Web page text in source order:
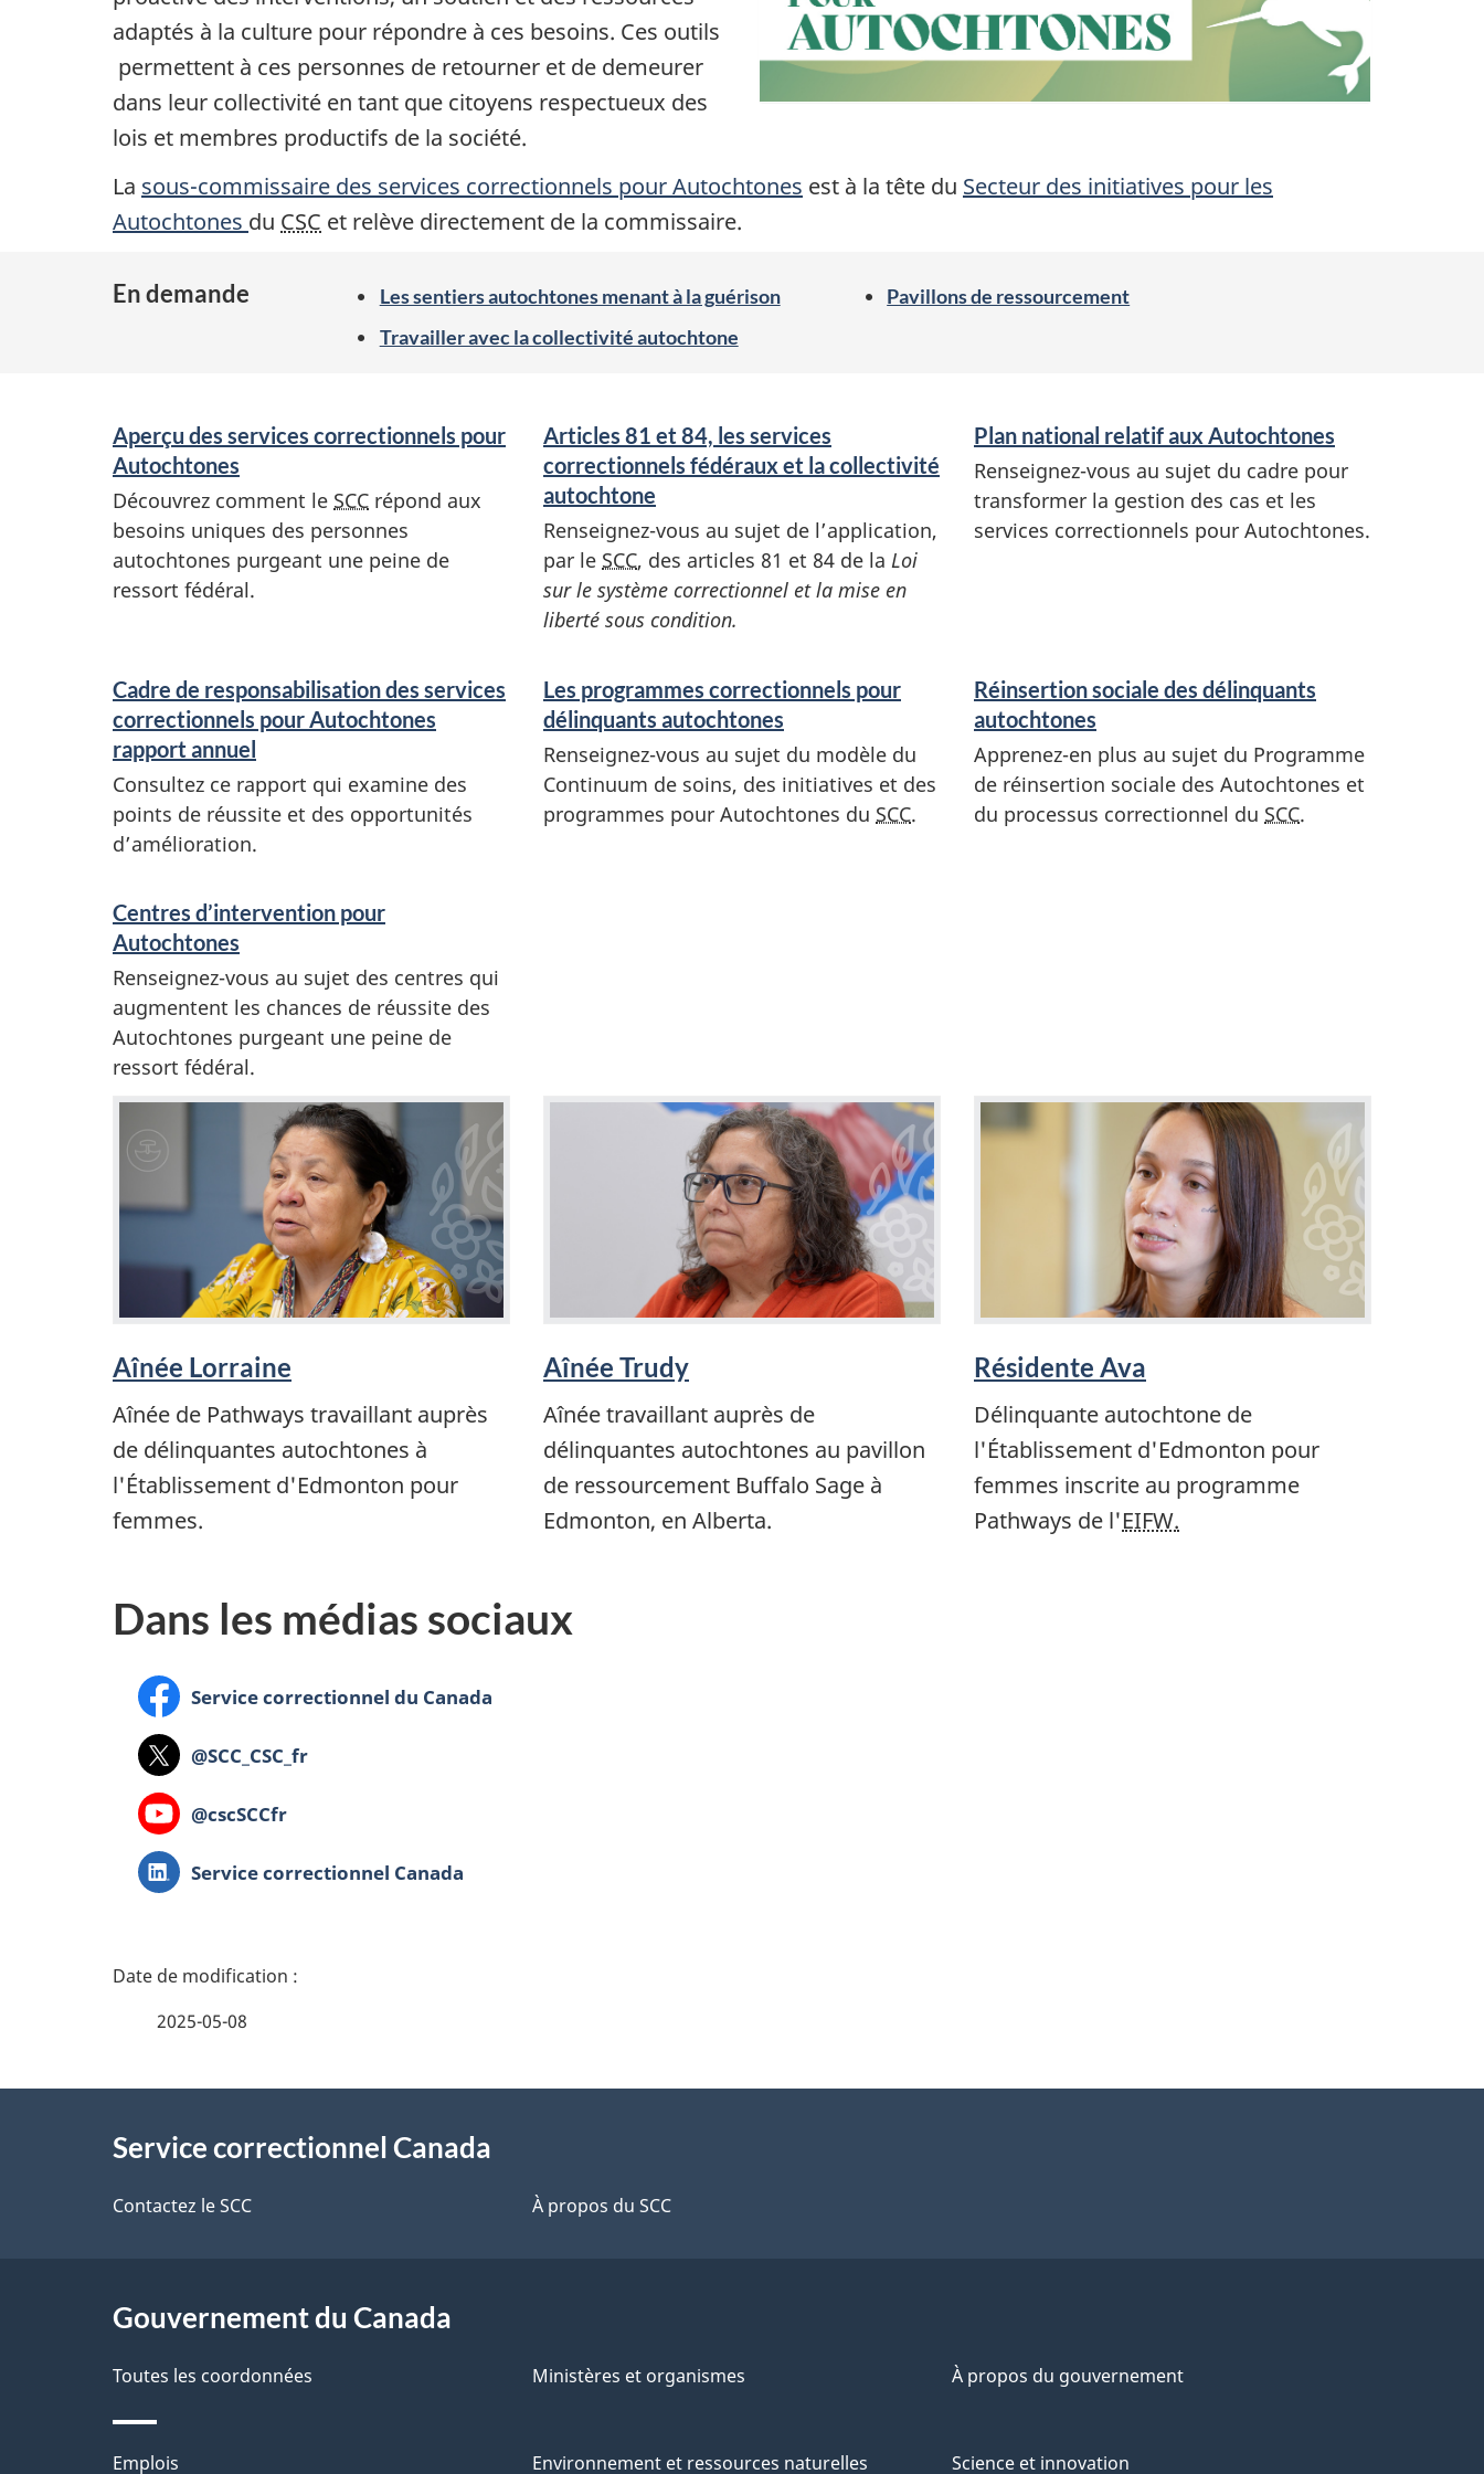
adaptés à la culture pour répondre à ces besoins. Ces outils
permettent à ces personnes de retourner et de demeurer
dans leur collectivité en tant que citoyens respectueux des
lois et membres productifs de la société.
La sous-commissaire des services correctionnels pour Autochtones est à la tête du Secteur des initiatives pour les
Autochtones du CSC et relève directement de la commissaire.
En demande
Les sentiers autochtones menant à la guérison
Travailler avec la collectivité autochtone
Pavillons de ressourcement
Aperçu des services correctionnels pour
Autochtones
Découvrez comment le SCC répond aux
besoins uniques des personnes
autochtones purgeant une peine de
ressort fédéral.
Articles 81 et 84, les services
correctionnels fédéraux et la collectivité
autochtone
Renseignez-vous au sujet de l’application,
par le SCC, des articles 81 et 84 de la Loi
sur le système correctionnel et la mise en
liberté sous condition.
Plan national relatif aux Autochtones
Renseignez-vous au sujet du cadre pour
transformer la gestion des cas et les
services correctionnels pour Autochtones.
Cadre de responsabilisation des services
correctionnels pour Autochtones
rapport annuel
Consultez ce rapport qui examine des
points de réussite et des opportunités
d’amélioration.
Les programmes correctionnels pour
délinquants autochtones
Renseignez-vous au sujet du modèle du
Continuum de soins, des initiatives et des
programmes pour Autochtones du SCC.
Réinsertion sociale des délinquants
autochtones
Apprenez-en plus au sujet du Programme
de réinsertion sociale des Autochtones et
du processus correctionnel du SCC.
Centres d’intervention pour
Autochtones
Renseignez-vous au sujet des centres qui
augmentent les chances de réussite des
Autochtones purgeant une peine de
ressort fédéral.
Aînée Lorraine
Aînée de Pathways travaillant auprès
de délinquantes autochtones à
l'Établissement d'Edmonton pour
femmes.
Aînée Trudy
Aînée travaillant auprès de
délinquantes autochtones au pavillon
de ressourcement Buffalo Sage à
Edmonton, en Alberta.
Résidente Ava
Délinquante autochtone de
l'Établissement d'Edmonton pour
femmes inscrite au programme
Pathways de l'EIFW.
Dans les médias sociaux
FacebookService correctionnel du Canada
X @SCC_CSC_fr
Youtube@cscSCCfr
LinkedInService correctionnel Canada
D
a
l
d
e
l
2025-05-08
proposService correctionnel Canada
Contactez le SCC À propos du SCC
Gouvernement du Canada
Toutes les coordonnées Ministères et organismes À propos du gouvernement
Thèmes
Emplois Environnement et ressources naturelles Science et innovation